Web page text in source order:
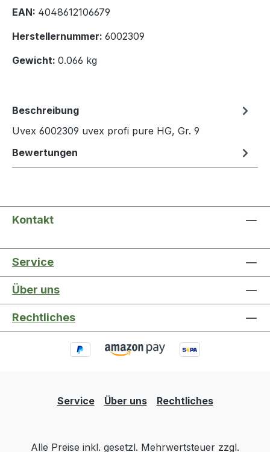
EAN: 4048612106679
Herstellernummer: 6002309
Gewicht: 0.066 kg
Beschreibung
Uvex 6002309 uvex profi pure HG, Gr. 9
Bewertungen
Kontakt
Service
Über uns
Rechtliches
Service Über uns Rechtliches
Alle Preise inkl. gesetzl. Mehrwertsteuer zzgl.